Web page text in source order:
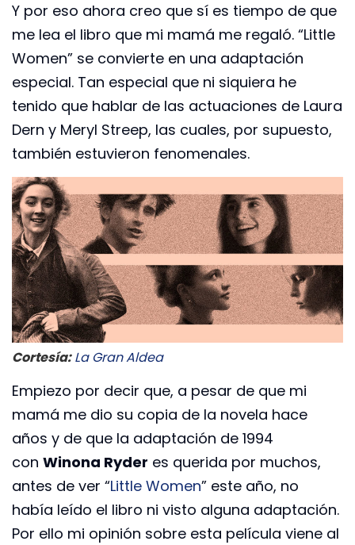
Y por eso ahora creo que sí es tiempo de que
me lea el libro que mi mamá me regaló. “Little
Women” se convierte en una adaptación
especial. Tan especial que ni siquiera he
tenido que hablar de las actuaciones de Laura
Dern y Meryl Streep, las cuales, por supuesto,
también estuvieron fenomenales.
Cortesía: La Gran Aldea
Empiezo por decir que, a pesar de que mi
mamá me dio su copia de la novela hace
años y de que la adaptación de 1994
con Winona Ryder es querida por muchos,
antes de ver “Little Women” este año, no
había leído el libro ni visto alguna adaptación.
Por ello mi opinión sobre esta película viene al